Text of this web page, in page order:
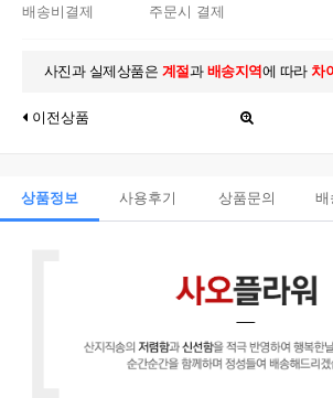
배송비결제
주문시 결제
사진과 실제상품은 계절과 배송지역에 따라 차이
이전상품
상품정보 사용후기 상품문의 배